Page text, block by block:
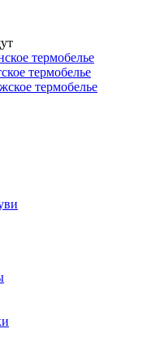
термобелье
термобелье
термобелье